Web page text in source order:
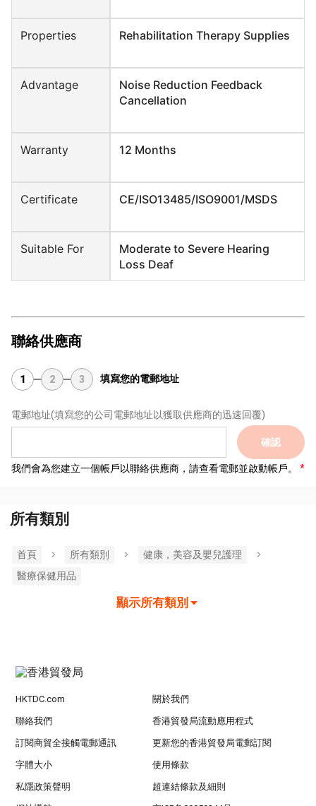
Properties Rehabilitation Therapy Supplies
Advantage
Noise Reduction Feedback
Cancellation
Warranty 12 Months
Certificate CE/ISO13485/ISO9001/MSDS
Suitable For
Moderate to Severe Hearing
Loss Deaf
聯絡供應商
1 2 3 填寫您的電郵地址
電郵地址(填寫您的公司電郵地址以獲取供應商的迅速回覆)
確認
我們會為您建立一個帳戶以聯絡供應商，請查看電郵並啟動帳戶。
所有類別
首頁 所有類別
健康，美容及嬰兒護理
醫療保健用品
顯示所有類別
HKTDC.com 關於我們
聯絡我們 香港貿發局流動應用程式
訂閱商貿全接觸電郵通訊 更新您的香港貿發局電郵訂閱
字體大小 使用條款
私隱政策聲明 超連結條款及細則